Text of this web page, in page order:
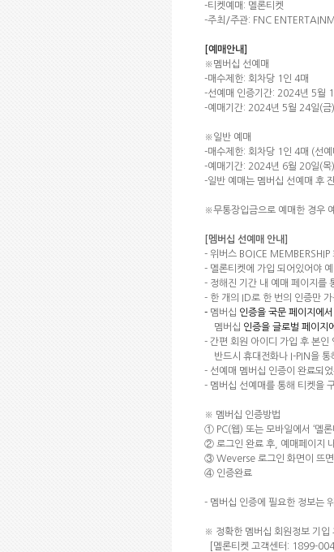
-티켓예매 : 멜론티켓
-주최 /주관: FNC
[예매안내 ]
※멤버십 선예매
-매수제한: 회차당 1 인 4매
-선예매 인증기간: 2024년 5월
-예매기간: 2024년 5월 24일(금
※일반 예매
-매수제한: 회차당 1 인 4매 (선
-예매기간: 2024년 6월 20일(목
-일반 예매는 멤버십 선예매 후
※무통장입금으로 예매한 경우
[멤버십 선예매 안내
- 위버스 BOICE MEMBERSHIP
- 멜론티켓에 가입 되어있어야
- 정해진 기간 내 예매 페이지를
- 한 개의 ID로 한 번의 인증만 가
- 멤버십 인증을 국문 페이지에
멤버십 인증을 글로벌 페이지
- 간편 회원 아이디 가입 후 본인
반드시 휴대전화나 I-PIN을 통
- 선예매 멤버십 인증이 완료되
- 멤버십 선예매를 통해 티켓을
※ 멤버십 인증방법
① PC(웹) 또는 모바일에서 ‘멜론
② 로그인 완료 후
예매페이지 내
③ Weverse 로그인 화면이 뜨면
④ 인증완료
- 멤버십 인증에 필요한 정보는
※ 정확한 멤버십 회원정보 기입
멜론티켓 고객센터 : 1899-